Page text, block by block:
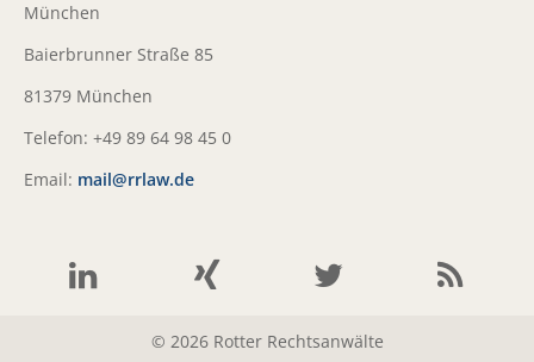
München
Baierbrunner Straße 85
81379 München
Telefon: +49 89 64 98 45 0
Email: mail@rrlaw.de
© 2026 Rotter Rechtsanwälte